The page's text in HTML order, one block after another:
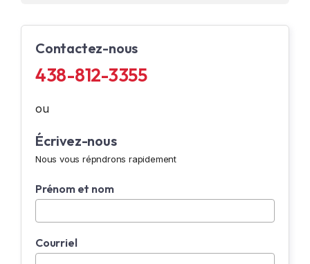
Contactez-nous
438-812-3355
ou
Écrivez-nous
Nous vous répndrons rapidement
Prénom et nom
Courriel